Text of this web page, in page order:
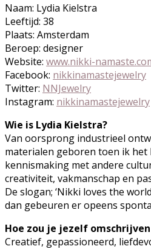
Naam: Lydia Kielstra
Leeftijd: 38
Plaats: Amsterdam
Beroep: designer
Website: www.nikki-
Facebook: nikkinamastejewelry
Twitter: NNJewelry
Instagram: nikkinamastejewelry
Wie is Lydia Kielstra?
Van oorsprong industrieel
materialen geboren toen ik het
kennismaking met andere
creativiteit, vakmanschap en
De slogan; ‘Nikki loves the
dan gebeuren er opeens
Hoe zou je jezelf
Creatief, gepassioneerd,